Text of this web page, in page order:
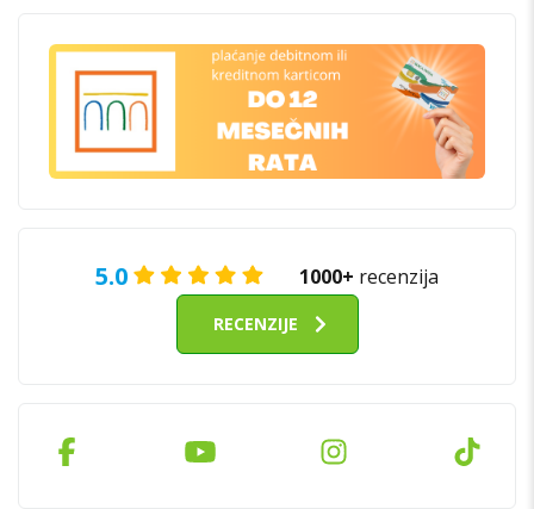
5.0 1000+ recenzija
RECENZIJE